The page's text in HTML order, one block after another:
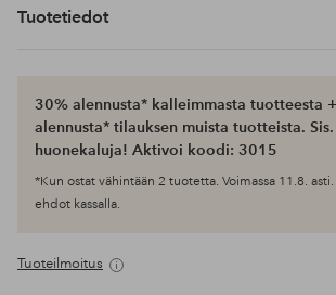
Tuotetiedot
30% alennusta* kalleimmasta tuotteesta
alennusta* tilauksen muista tuotteista.
huonekaluja! Aktivoi koodi: 3015
*Kun ostat vähintään 2 tuotetta. Voimassa 11.8.
ehdot kassalla.
Tuoteilmoitus